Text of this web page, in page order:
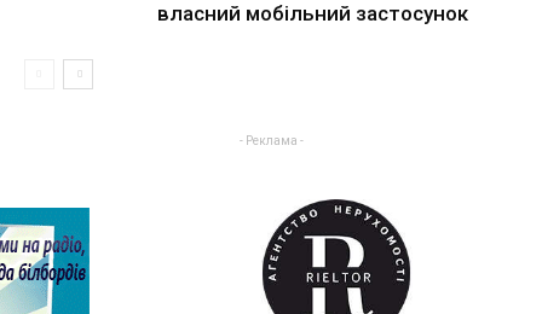
власний мобільний застосунок
- Реклама -